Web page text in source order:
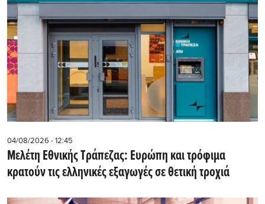
04/08/2026 - 12:45
Μελέτη Εθνικής Τράπεζας: Ευρώπη και τρόφιμα
κρατούν τις ελληνικές εξαγωγές σε θετική τροχιά